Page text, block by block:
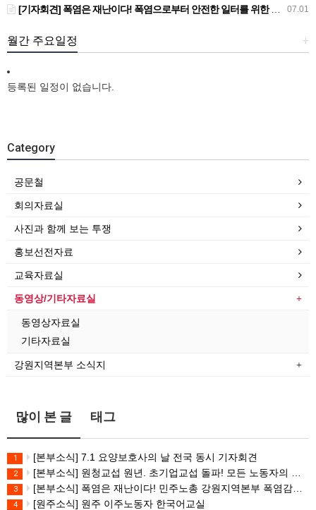
07.01
[기자회견] 폭염은 재난이다! 폭염으로부터 안전한 일터를 위한 민주노총 강원지역본부 폭염감시단 선포 기자회견
+
월간 주요일정
등록된 일정이 없습니다.
Category
공문철
회의자료실
사진과 함께 보는 투쟁
홍보선전자료
교육자료실
동영상/기타자료실
동영상자료실
기타자료실
강원지역본부 소식지
많이 본 글 태그
1 [본부소식] 7.1 요양보호사의 날 전국 동시 기자회견
2 [본부소식] 원청교섭 원년. 초기업교섭 돌파! 모든 노동자의 노동기본권 쟁취! 민주노총 7.15 총파업대회
3 [본부소식] 폭염은 재난이다! 민주노총 강원지역본부 폭염감시단 선포 기자회견
4 [원주소식] 원주 이주노동자 한국어교실